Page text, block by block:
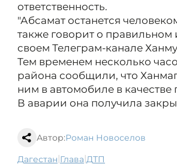
ответственность.
"Абсамат останется
также говорит о правильном
своем Телеграм-канале
Тем временем несколько
района сообщили, что
ним в автомобиле в
В аварии она получила
Автор:Роман Новоселов
Дагестан| глава| ДТП